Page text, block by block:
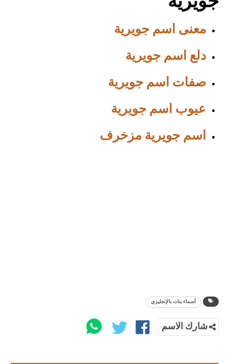
معنى اسم جويرية
دلع اسم جويرية
صفات اسم جويرية
عيوب اسم جويرية
اسم جويرية مزخرف
أسماء بنات بالإنجليزي
شارك الاسم